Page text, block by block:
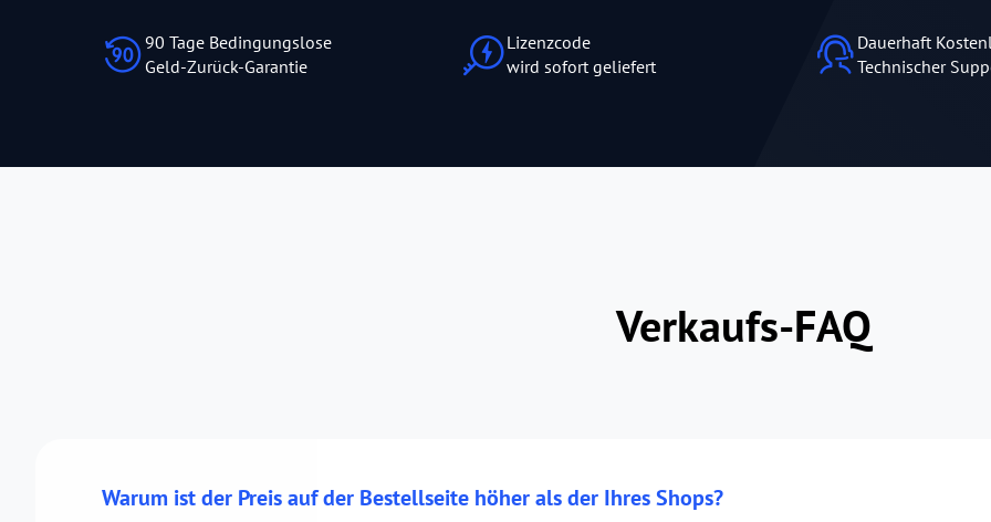
90 Tage Bedingungslose
Geld-Zurück-Garantie
Lizenzcode
wird sofort geliefert
Dauerhaft
Technischer
Verkaufs-FAQ
Warum ist der Preis auf der Bestellseite höher als der Ihres Shops?